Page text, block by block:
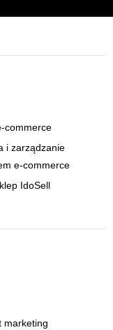
commerce
i zarządzanie
e-commerce
IdoSell
marketing